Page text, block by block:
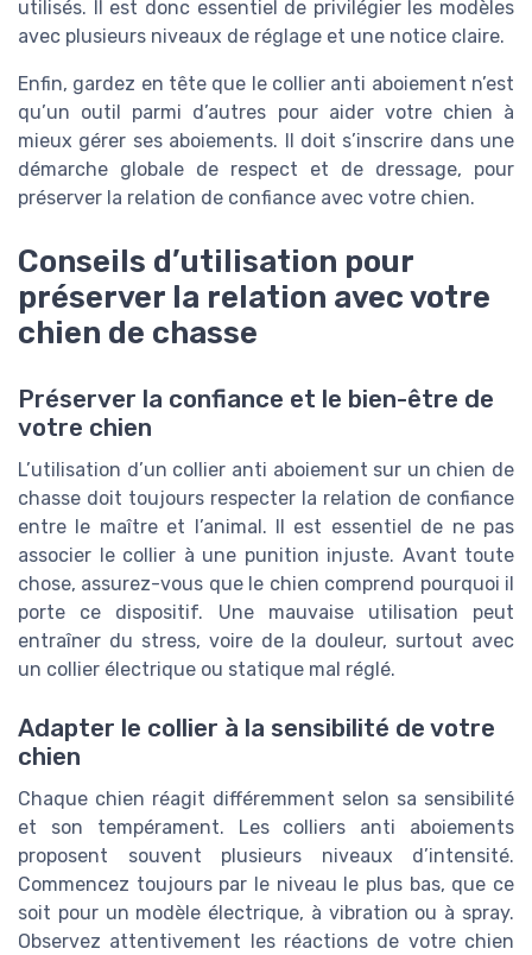
utilisés. Il est donc essentiel de privilégier les modèles
avec plusieurs niveaux de réglage et une notice claire.
Enfin, gardez en tête que le collier anti aboiement n’est
qu’un outil parmi d’autres pour aider votre chien à
mieux gérer ses aboiements. Il doit s’inscrire dans une
démarche globale de respect et de dressage, pour
préserver la relation de confiance avec votre chien.
Conseils d’utilisation pour
préserver la relation avec votre
chien de chasse
Préserver la confiance et le bien-être de
votre chien
L’utilisation d’un collier anti aboiement sur un chien de
chasse doit toujours respecter la relation de confiance
entre le maître et l’animal. Il est essentiel de ne pas
associer le collier à une punition injuste. Avant toute
chose, assurez-vous que le chien comprend pourquoi il
porte ce dispositif. Une mauvaise utilisation peut
entraîner du stress, voire de la douleur, surtout avec
un collier électrique ou statique mal réglé.
Adapter le collier à la sensibilité de votre
chien
Chaque chien réagit différemment selon sa sensibilité
et son tempérament. Les colliers anti aboiements
proposent souvent plusieurs niveaux d’intensité.
Commencez toujours par le niveau le plus bas, que ce
soit pour un modèle électrique, à vibration ou à spray.
Observez attentivement les réactions de votre chien